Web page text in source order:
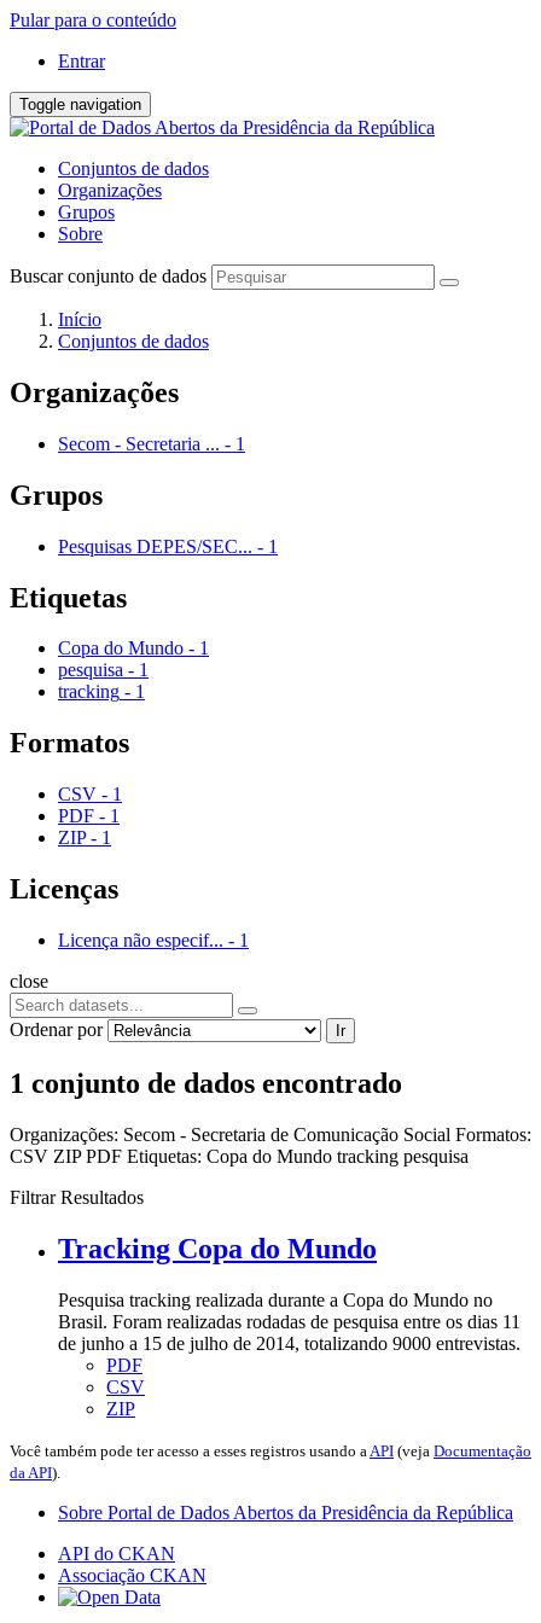
Pular para o conteúdo
Entrar
Toggle navigation
Conjuntos de dados
Organizações
Grupos
Sobre
Buscar conjunto de dados
Início
Conjuntos de dados
Organizações
Secom - Secretaria ... - 1
Grupos
Pesquisas DEPES/SEC... - 1
Etiquetas
Copa do Mundo - 1
pesquisa - 1
tracking - 1
Formatos
CSV - 1
PDF - 1
ZIP - 1
Licenças
Licença não especif... - 1
close
Ordenar por Ir
1 conjunto de dados encontrado
Organizações: Secom - Secretaria de Comunicação Social Formatos:
CSV ZIPPDF Etiquetas: Copa do Mundo tracking pesquisa
Filtrar Resultados
Tracking Copa do Mundo
Pesquisa tracking realizada durante a Copa do Mundo no
Brasil. Foram realizadas rodadas de pesquisa entre os dias 11
de junho a 15 de julho de 2014, totalizando 9000 entrevistas.
PDF
CSV
ZIP
Você também pode ter acesso a esses registros usando a API (veja Documentação
da API).
Sobre Portal de Dados Abertos da Presidência da República
API do CKAN
Associação CKAN